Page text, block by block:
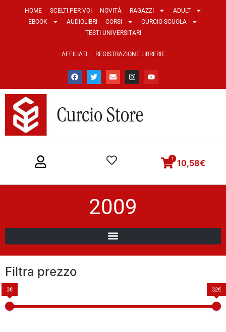
HOME SCELTI PER VOI NOVITÀ RAGAZZI
ADULT
EBOOK
AUDIOLIBRI CORSI
CURCIO SCUOLA
TESTI UNIVERSITARI
AFFILIATI REGISTRAZIONE LIBRERIE
10,58€
1
2009
Filtra prezzo
3€ 32€